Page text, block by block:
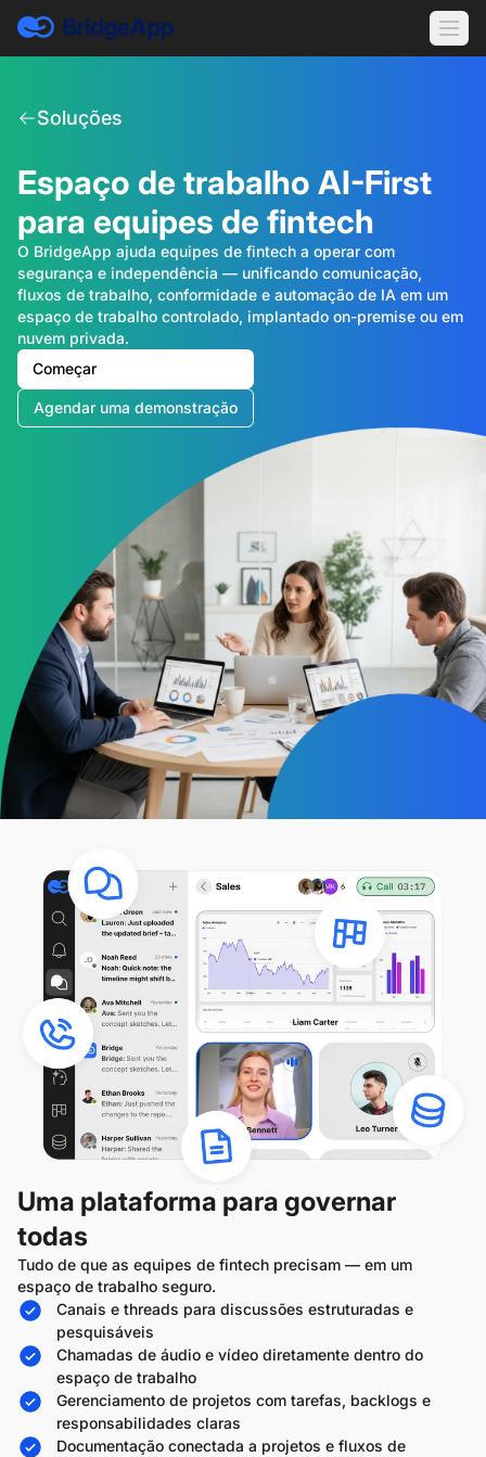
Soluções
Espaço de trabalho AI-First
para equipes de fintech
O BridgeApp ajuda equipes de fintech a operar com
segurança e independência — unificando comunicação,
fluxos de trabalho, conformidade e automação de IA em um
espaço de trabalho controlado, implantado on-premise ou em
nuvem privada.
Começar
Agendar uma demonstração
Uma plataforma para governar
todas
Tudo de que as equipes de fintech precisam — em um
espaço de trabalho seguro.
Canais e threads para discussões estruturadas e
pesquisáveis
Chamadas de áudio e vídeo diretamente dentro do
espaço de trabalho
Gerenciamento de projetos com tarefas, backlogs e
responsabilidades claras
Documentação conectada a projetos e fluxos de